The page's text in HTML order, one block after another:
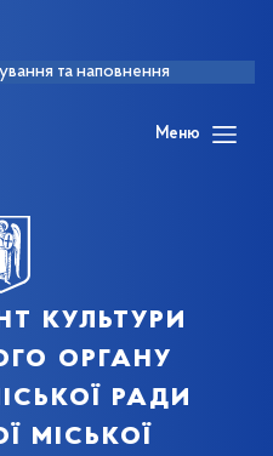
та наповнення
Меню
культури
органу
ради
міської